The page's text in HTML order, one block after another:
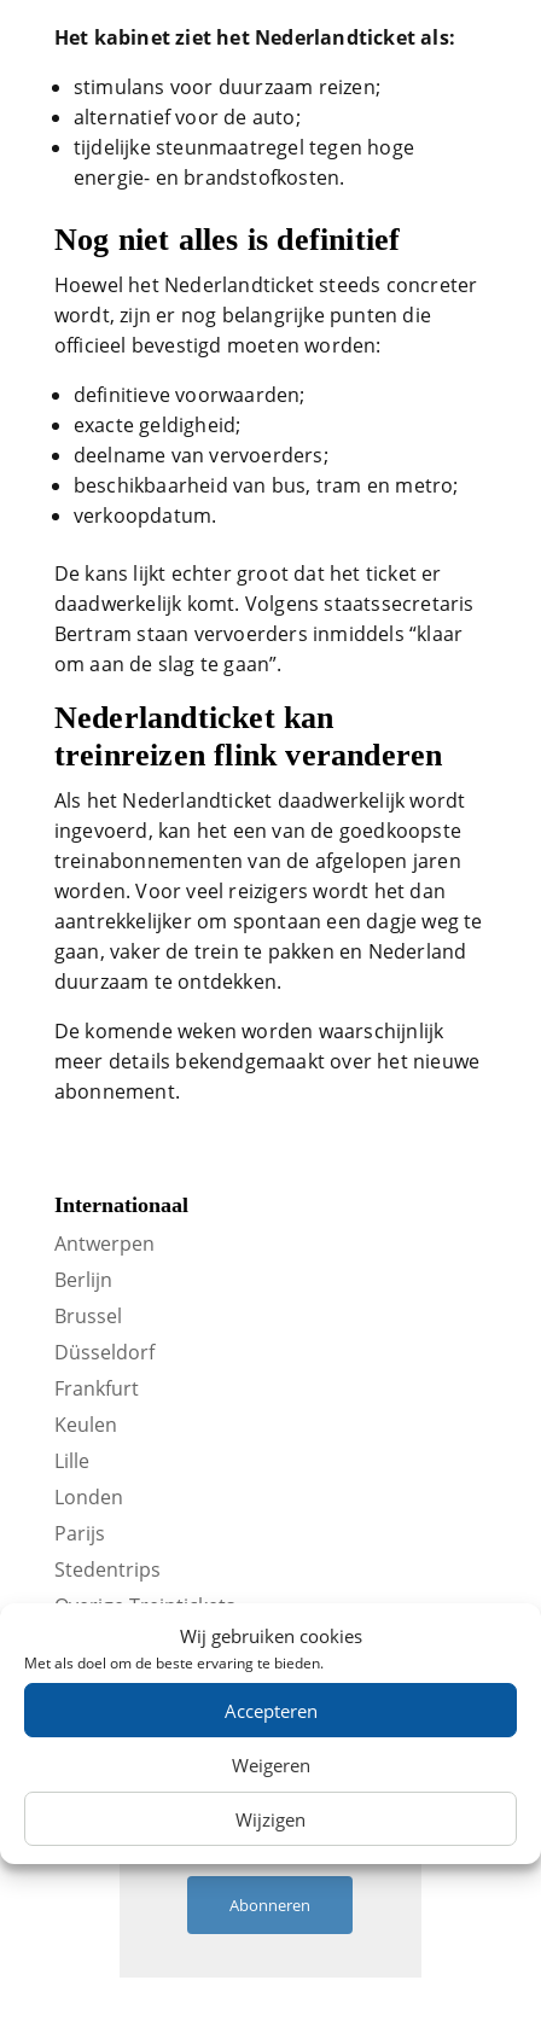
Wij gebruiken cookies
Met als doel om de beste ervaring te bieden.
Accepteren
Weigeren
Wijzigen
Het kabinet ziet het Nederlandticket als:
stimulans voor duurzaam reizen;
alternatief voor de auto;
tijdelijke steunmaatregel tegen hoge
energie- en brandstofkosten.
Nog niet alles is definitief
Hoewel het Nederlandticket steeds concreter
wordt, zijn er nog belangrijke punten die
officieel bevestigd moeten worden:
definitieve voorwaarden;
exacte geldigheid;
deelname van vervoerders;
beschikbaarheid van bus, tram en metro;
verkoopdatum.
De kans lijkt echter groot dat het ticket er
daadwerkelijk komt. Volgens staatssecretaris
Bertram staan vervoerders inmiddels “klaar
om aan de slag te gaan”.
Nederlandticket kan
treinreizen flink veranderen
Als het Nederlandticket daadwerkelijk wordt
ingevoerd, kan het een van de goedkoopste
treinabonnementen van de afgelopen jaren
worden. Voor veel reizigers wordt het dan
aantrekkelijker om spontaan een dagje weg te
gaan, vaker de trein te pakken en Nederland
duurzaam te ontdekken.
De komende weken worden waarschijnlijk
meer details bekendgemaakt over het nieuwe
abonnement.
Internationaal
Antwerpen
Berlijn
Brussel
Düsseldorf
Frankfurt
Keulen
Lille
Londen
Parijs
Stedentrips
Overige Treintickets
Ontvang aanbiedingen
Abonneren